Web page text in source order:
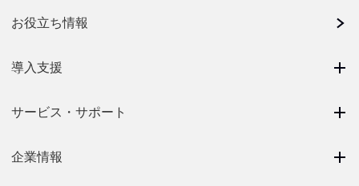
お役立ち情報
導入支援
サービス・サポート
企業情報